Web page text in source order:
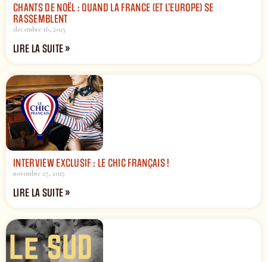
CHANTS DE NOËL : QUAND LA FRANCE (ET L’EUROPE) SE
RASSEMBLENT
décembre 16, 2025
LIRE LA SUITE »
INTERVIEW EXCLUSIF : LE CHIC FRANÇAIS !
novembre 27, 2025
LIRE LA SUITE »